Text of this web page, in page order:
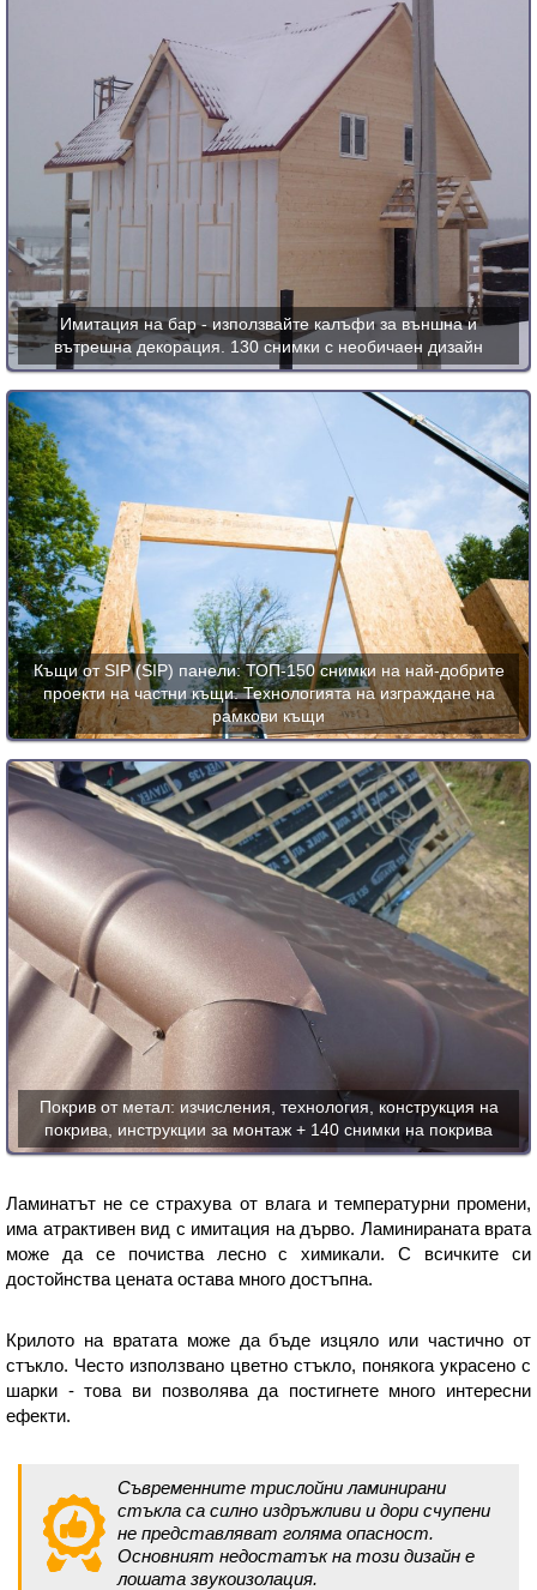
Имитация на бар - използвайте калъфи за външна и
вътрешна декорация. 130 снимки с необичаен дизайн
Къщи от SIP (SIP) панели: ТОП-150 снимки на най-добрите
проекти на частни къщи. Технологията на изграждане на
рамкови къщи
Покрив от метал: изчисления, технология, конструкция на
покрива, инструкции за монтаж + 140 снимки на покрива
Ламинатът не се страхува от влага и температурни промени,
има атрактивен вид с имитация на дърво. Ламинираната врата
може да се почиства лесно с химикали. С всичките си
достойнства цената остава много достъпна.
Крилото на вратата може да бъде изцяло или частично от
стъкло. Често използвано цветно стъкло, понякога украсено с
шарки - това ви позволява да постигнете много интересни
ефекти.
Съвременните трислойни ламинирани
стъкла са силно издръжливи и дори счупени
не представляват голяма опасност.
Основният недостатък на този дизайн е
лошата звукоизолация.